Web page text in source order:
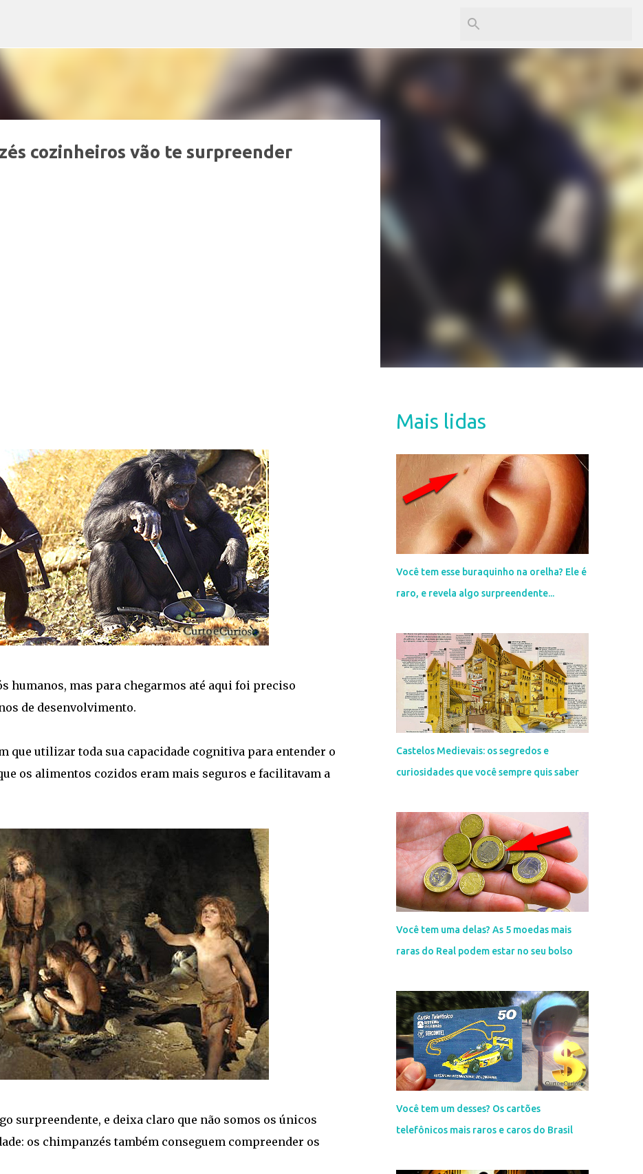
cozinheiros vão te surpreender
humanos, mas para chegarmos até aqui foi preciso
de desenvolvimento.
que utilizar toda sua capacidade cognitiva para entender o
os alimentos cozidos eram mais seguros e facilitavam a
surpreendente, e deixa claro que não somos os únicos
os chimpanzés também conseguem compreender os
Mais lidas
Você tem esse buraquinho na orelha? Ele é
raro, e revela algo surpreendente...
Castelos Medievais: os segredos e
curiosidades que você sempre quis saber
Você tem uma delas? As 5 moedas mais
raras do Real podem estar no seu bolso
Você tem um desses? Os cartões
telefônicos mais raros e caros do Brasil